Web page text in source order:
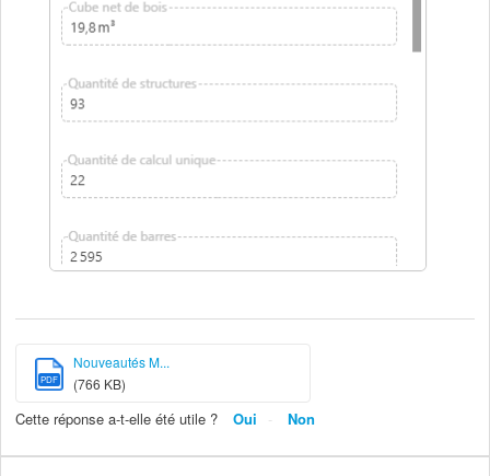
PDF
Nouveautés M...
(766 KB)
Cette réponse a-t-elle été utile ? Oui Non